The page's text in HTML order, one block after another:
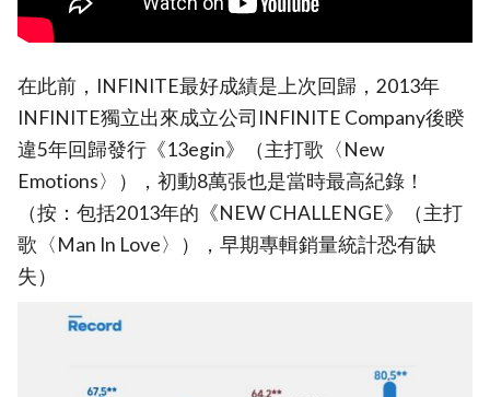
在此前，INFINITE最好成績是上次回歸，2013年
INFINITE獨立出來成立公司INFINITE Company後睽
違5年回歸發行《13egin》（主打歌〈New
Emotions〉），初動8萬張也是當時最高紀錄！
（按：包括2013年的《NEW CHALLENGE》（主打
歌〈Man In Love〉），早期專輯銷量統計恐有缺
失）